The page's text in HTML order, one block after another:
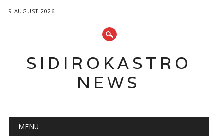
9 AUGUST 2026
SIDIROKASTRO
NEWS
Main menu
MENU